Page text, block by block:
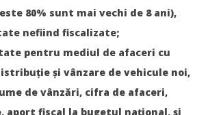
tranzacția de achiziție a Cargus
80% sunt mai vechi de 8 ani),
nefiind fiscalizate;
pentru mediul de afaceri cu
și vânzare de vehicule noi,
de vânzări, cifra de afaceri,
fiscal la bugetul național, și